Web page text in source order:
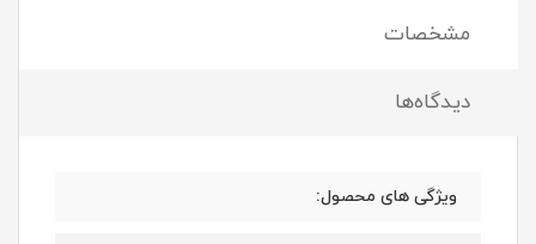
مشخصات
دیدگاه‌ها
ویژگی های محصول: